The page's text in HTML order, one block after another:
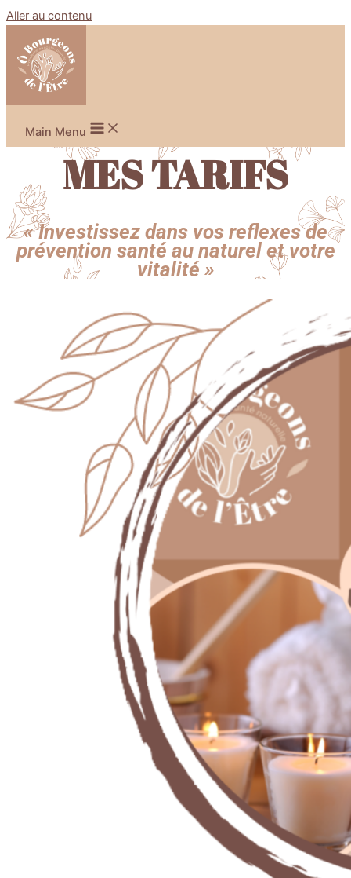
Aller au contenu
Main Menu
MES TARIFS
« Investissez dans vos reflexes de
prévention santé au naturel et votre
vitalité »